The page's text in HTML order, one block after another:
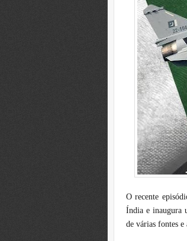
O recente
Índia e inaugura
de várias fontes e